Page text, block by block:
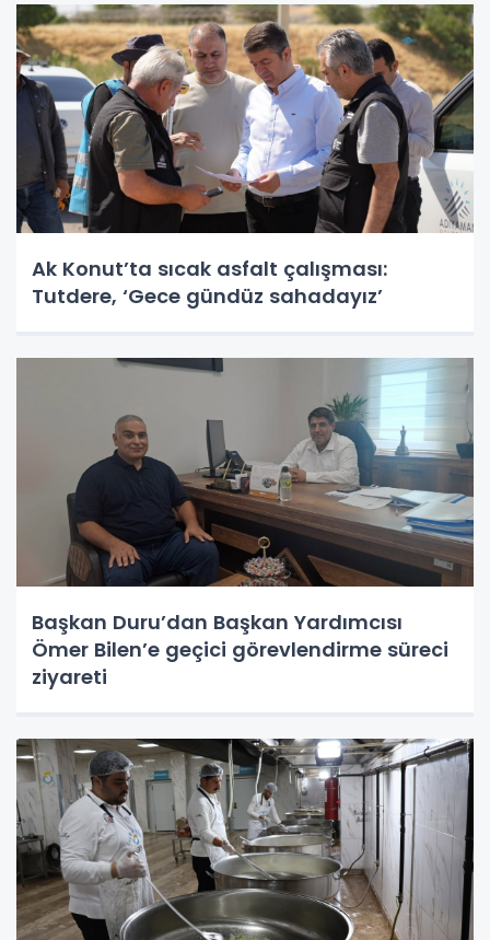
Ak Konut’ta sıcak asfalt çalışması:
Tutdere, ‘Gece gündüz sahadayız’
Başkan Duru’dan Başkan Yardımcısı
Ömer Bilen’e geçici görevlendirme süreci
ziyareti